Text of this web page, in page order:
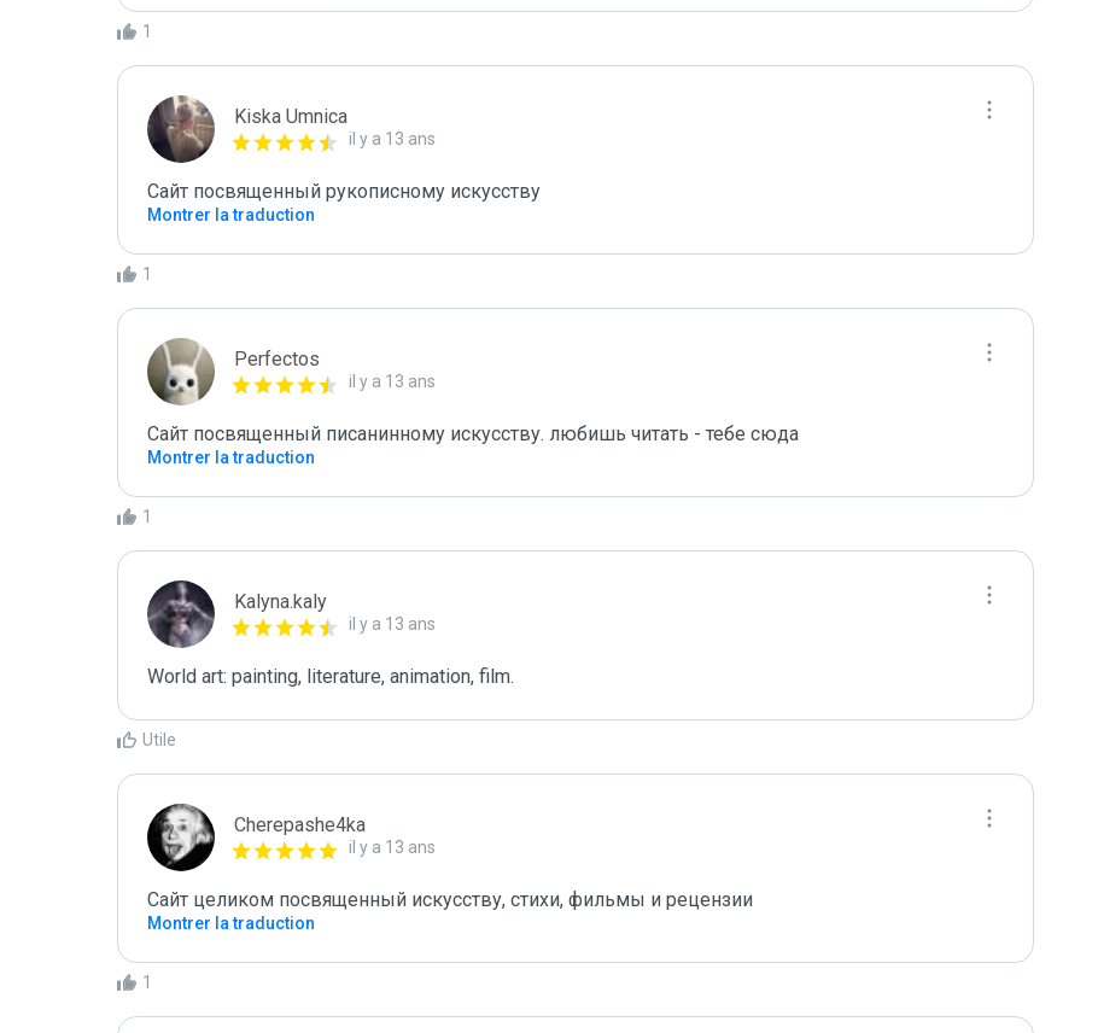
1
Kiska Umnica
il y a 13 ans
Сайт посвященный рукописному искусству
Montrer la traduction
1
Perfectos
il y a 13 ans
Сайт посвященный писанинному искусству. любишь читать - тебе сюда
Montrer la traduction
1
Kalyna.kaly
il y a 13 ans
World art: painting, literature, animation, film.
Utile
Cherepashe4ka
il y a 13 ans
Сайт целиком посвященный искусству, стихи, фильмы и рецензии
Montrer la traduction
1